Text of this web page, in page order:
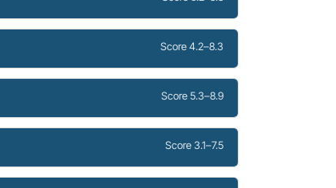
Score 4.2–8.3
Score 5.3–8.9
Score 3.1–7.5